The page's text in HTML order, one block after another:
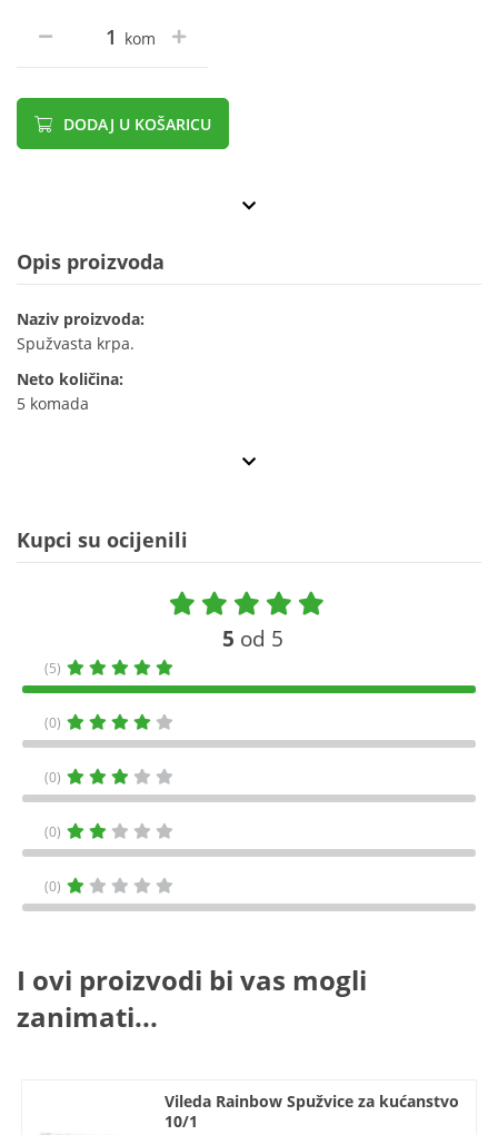
kom
DODAJ U KOŠARICU
Opis proizvoda
Naziv proizvoda:
Spužvasta krpa.
Neto količina:
5 komada
Kupci su ocijenili
5 od 5
(5)
(0)
(0)
(0)
(0)
I ovi proizvodi bi vas mogli
zanimati...
Vileda Rainbow Spužvice za kućanstvo
10/1